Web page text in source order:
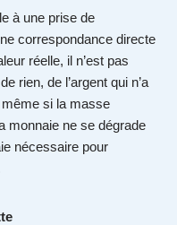
à une prise de
correspondance directe
réelle, il n’est pas
rien, de l’argent qui n’a
si la masse
monnaie ne se dégrade
nécessaire pour